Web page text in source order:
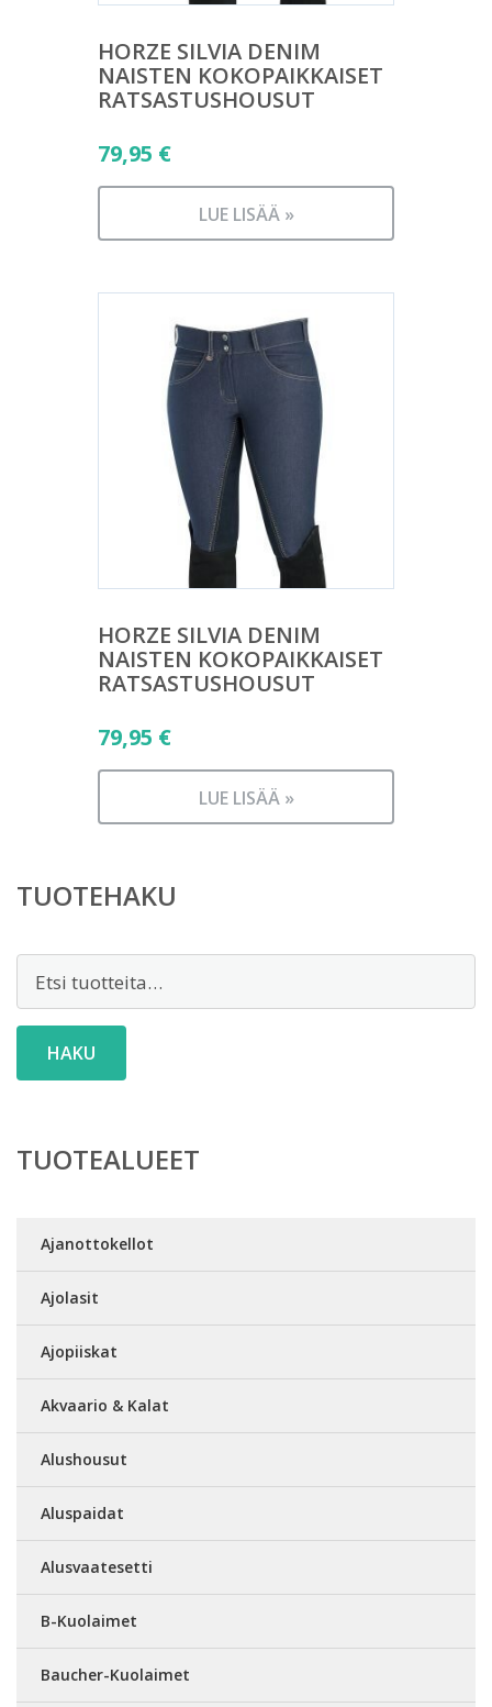
HORZE SILVIA DENIM
NAISTEN KOKOPAIKKAISET
RATSASTUSHOUSUT
79,95 €
LUE LISÄÄ »
HORZE SILVIA DENIM
NAISTEN KOKOPAIKKAISET
RATSASTUSHOUSUT
79,95 €
LUE LISÄÄ »
TUOTEHAKU
HAKU
TUOTEALUEET
Ajanottokellot
Ajolasit
Ajopiiskat
Akvaario & Kalat
Alushousut
Aluspaidat
Alusvaatesetti
B-Kuolaimet
Baucher-Kuolaimet